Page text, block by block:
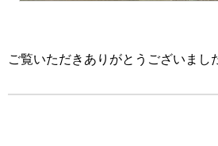
ご覧いただきありがとうございまし